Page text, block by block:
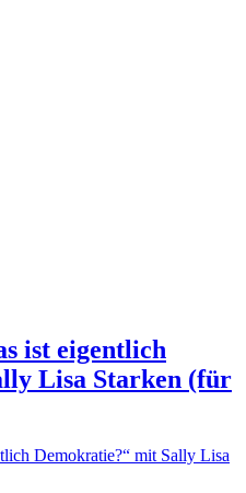
ist eigentlich
Lisa Starken (für